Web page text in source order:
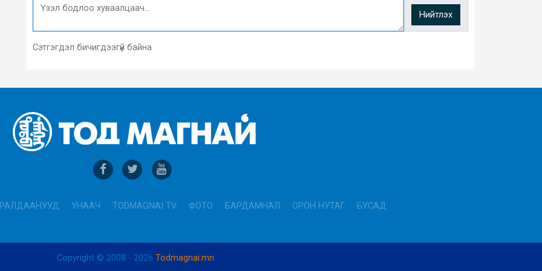
Нийтлэх
Сэтгэгдэл бичигдээгүй байна
УНААЧ TODMAGNAI TV ФОТО БАРДАМНАЛ ОРОН НУТАГ БУСАД
Copyright © 2008 - 2026 Todmagnai.mn